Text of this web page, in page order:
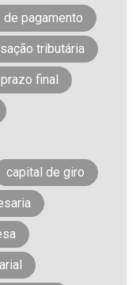
pagamento
tributária
prazo final
capital de giro